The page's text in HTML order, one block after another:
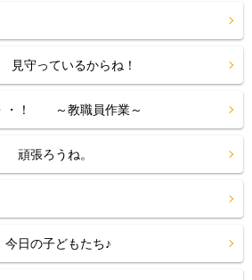
守っているからね！
・！ ～教職員作業～
頑張ろうね。
日の子どもたち♪